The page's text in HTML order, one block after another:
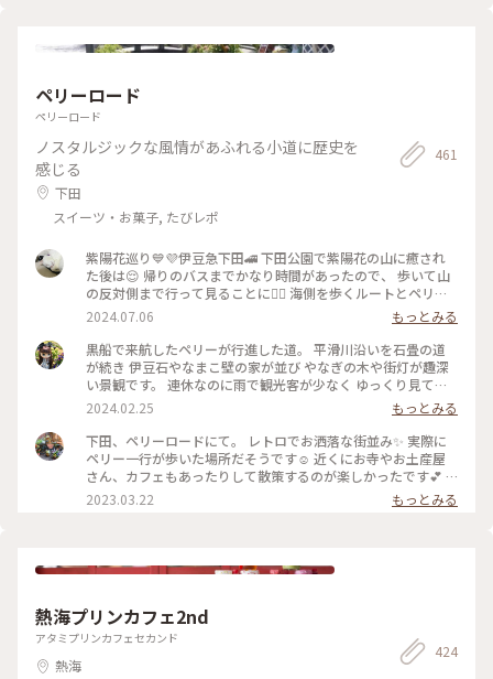
ペリーロード
ペリーロード
ノスタルジックな風情があふれる小道に歴史を
感じる
下田
スイーツ・お菓子, たびレポ
461
紫陽花巡り💙💜伊豆急下田🚄 下田公園で紫陽花の山に癒され
た後は😌 帰りのバスまでかなり時間があったので、 歩いて山
の反対側まで行って見ることに🚶‍♀️ 海側を歩くルートとペリー
ロードを通るルート、 行き方は二通り✌🏻ペリーロードを歩く
事に♪ その昔、来日したペリーが了仙寺まで歩いた道🌿 この
日はお休みのお店が多く、サクッと通った だけでしたが😅柳
並木に風情ある建物、今度は もう少しゆっくり来てみたいで
す🥰 ペリーロードを抜けるとトンネルが見えて 来ました❣️トン
ネルの向こうは…海かなぁ💙 #電車旅 #相模湾 #伊豆急下田 #
紫陽花巡り #ことりっぷ下田 #特急踊り子 #ペリーロード#下田
公園
2024.07.06
もっとみる
黒船で来航したペリーが行進した道。 平滑川沿いを石畳の道
が続き 伊豆石やなまこ壁の家が並び やなぎの木や街灯が趣深
い景観です。 連休なのに雨で観光客が少なく ゆっくり見てま
われました。 #冬の旅#下田#ペリーロード
2024.02.25
もっとみる
下田、ペリーロードにて。 レトロでお洒落な街並み✨ 実際に
ペリー一行が歩いた場所だそうです☺️ 近くにお寺やお土産屋
さん、カフェもあったりして散策するのが楽しかったです💕 #
私のことりっぷ旅 #レトロな街 #Myことりっぷ
2023.03.22 もっとみる
熱海プリンカフェ2nd
アタミプリンカフェセカンド
熱海
424